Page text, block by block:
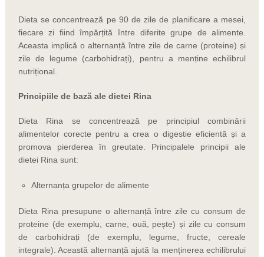
Dieta se concentrează pe 90 de zile de planificare a mesei,
fiecare zi fiind împărțită între diferite grupe de alimente.
Aceasta implică o alternanță între zile de carne (proteine) și
zile de legume (carbohidrați), pentru a menține echilibrul
nutrițional.
Principiile de bază ale dietei Rina
Dieta Rina se concentrează pe principiul combinării
alimentelor corecte pentru a crea o digestie eficientă și a
promova pierderea în greutate. Principalele principii ale
dietei Rina sunt:
Alternanța grupelor de alimente
Dieta Rina presupune o alternanță între zile cu consum de
proteine (de exemplu, carne, ouă, pește) și zile cu consum
de carbohidrați (de exemplu, legume, fructe, cereale
integrale). Această alternanță ajută la menținerea echilibrului